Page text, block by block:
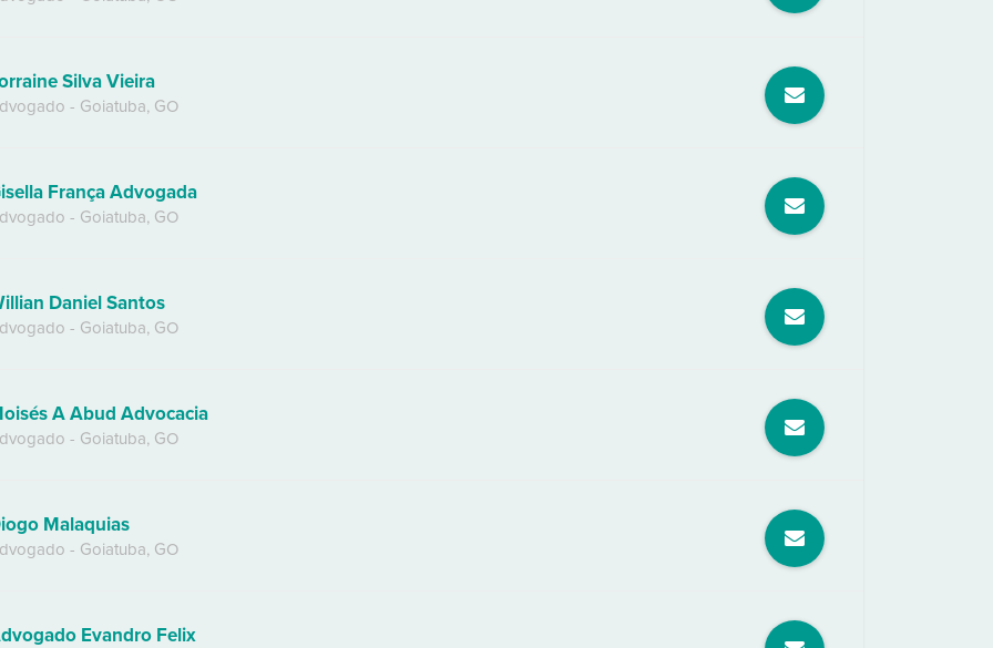
Silva Vieira
- Goiatuba, GO
França Advogada
- Goiatuba, GO
Daniel Santos
- Goiatuba, GO
A Abud Advocacia
- Goiatuba, GO
Malaquias
- Goiatuba, GO
Evandro Felix